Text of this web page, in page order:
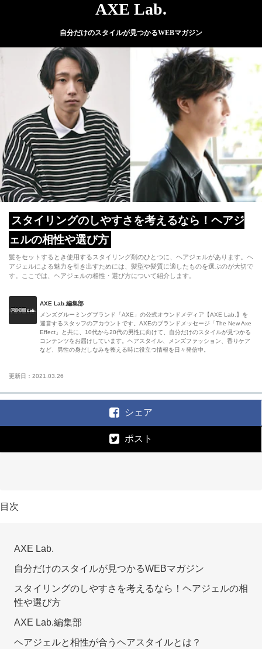
AXE Lab.
自分だけのスタイルが見つかるWEBマガジン
スタイリングのしやすさを考えるなら！ヘアジ
ェルの相性や選び方
髪をセットするとき使用するスタイリング剤のひとつに、ヘアジェルがあります。ヘ
アジェルによる魅力を引き出すためには、髪型や髪質に適したものを選ぶのが大切で
す。ここでは、ヘアジェルの相性・選び方について紹介します。
AXE Lab.編集部
メンズグルーミングブランド「AXE」の公式オウンドメディア【AXE Lab.】を
運営するスタッフのアカウントです。AXEのブランドメッセージ「The New Axe
Effect」と共に、10代から20代の男性に向けて、自分だけのスタイルが見つかる
コンテンツをお届けしています。ヘアスタイル、メンズファッション、香りケア
など、男性の身だしなみを整える時に役立つ情報を日々発信中。
更新日：2021.03.26
シェア
ポスト
目次
AXE Lab.
自分だけのスタイルが見つかるWEBマガジン
スタイリングのしやすさを考えるなら！ヘアジェルの相
性や選び方
AXE Lab.編集部
ヘアジェルと相性が合うヘアスタイルとは？